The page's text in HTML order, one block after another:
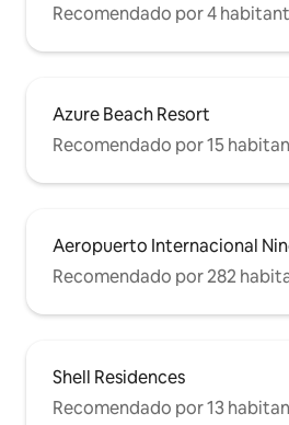
Recomendado por 4
Azure Beach Resort
Recomendado por 15
Aeropuerto Internacional
Recomendado por 282
Shell Residences
Recomendado por 13